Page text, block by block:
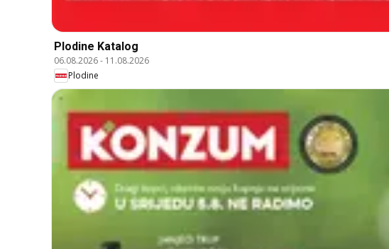
Plodine Katalog
06.08.2026- 11.08.2026
Plodine